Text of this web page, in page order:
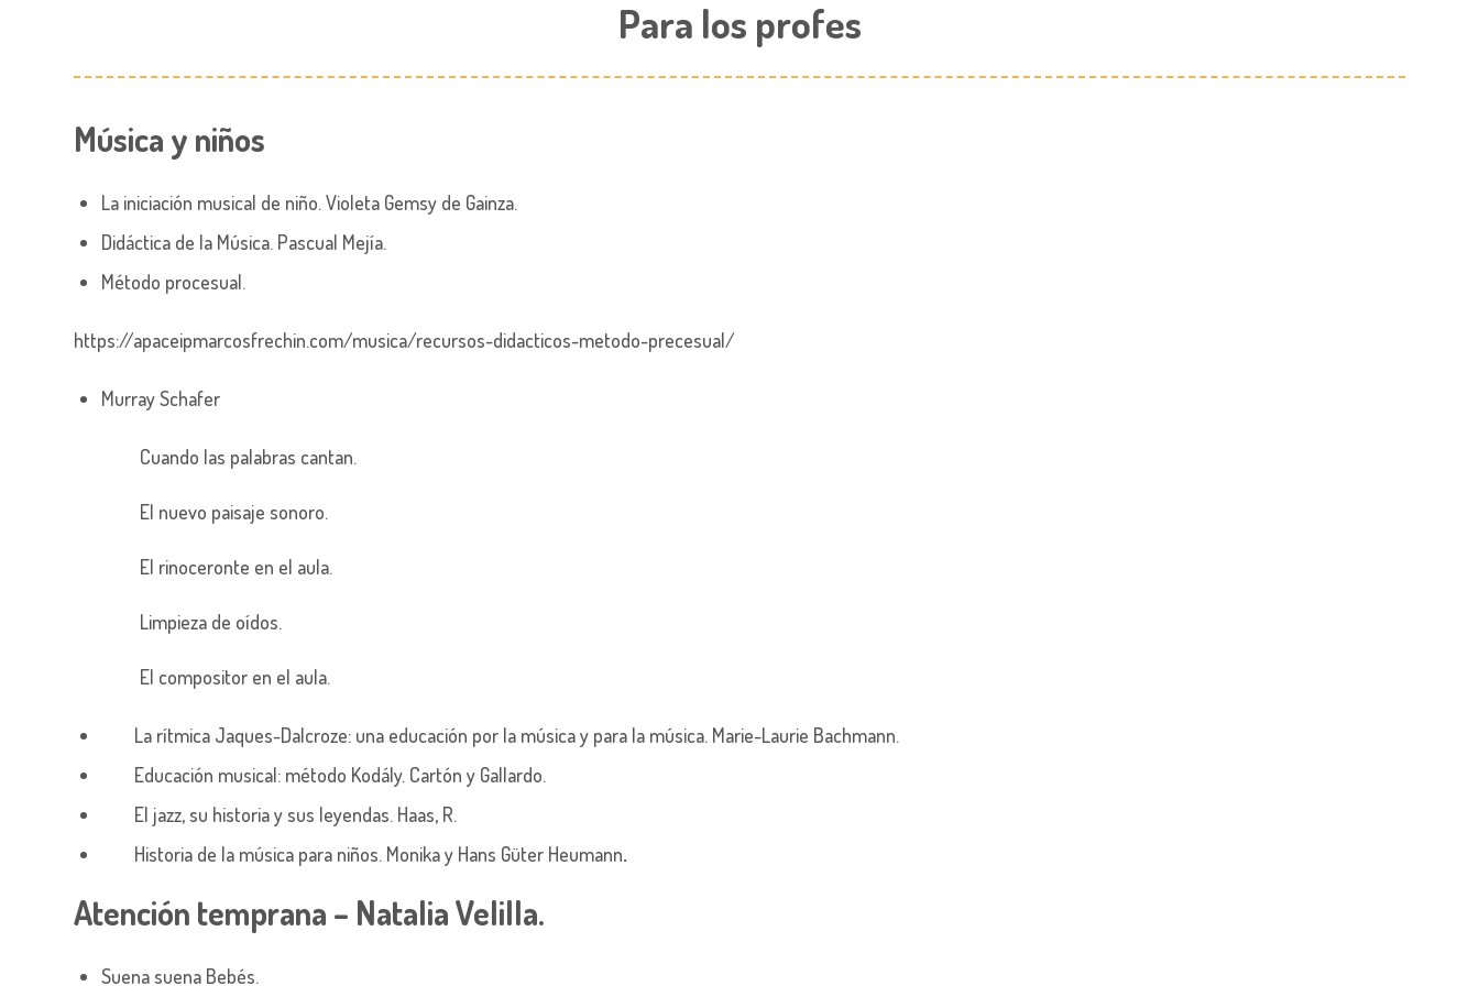
Para los profes
Música y niños
La iniciación musical de niño. Violeta Gemsy de Gainza.
Didáctica de la Música. Pascual Mejía.
Método procesual.
https://apaceipmarcosfrechin.com/musica/recursos-didacticos-metodo-precesual/
Murray Schafer
Cuando las palabras cantan.
El nuevo paisaje sonoro.
El rinoceronte en el aula.
Limpieza de oídos.
El compositor en el aula.
La rítmica Jaques-Dalcroze: una educación por la música y para la música. Marie-Laurie Bachmann.
Educación musical: método Kodály. Cartón y Gallardo.
El jazz, su historia y sus leyendas. Haas, R.
Historia de la música para niños. Monika y Hans Güter Heumann.
Atención temprana – Natalia Velilla.
Suena suena Bebés.